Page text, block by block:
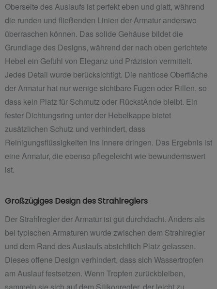
Oberseite des Auslaufs ist perfekt eben und glatt, während
die runden und fließenden Linien der Armatur anderswo
überraschen können. Das solide Gehäuse bildet die
Grundlage des Designs, während der nach oben gerichtete
Hebel ein Gefühl von Eleganz und Präzision vermittelt.
Jedes Detail wurde berücksichtigt. Die nahtlose Oberfläche
der Armatur hat nur wenige sichtbare Fugen oder Rillen, so
dass kein Platz für Schmutz oder RückstÄnde bleibt. Ein
fester Dichtungsring unter der Hebelkappe bietet
zusätzlichen Schutz und verhindert, dass
Reinigungsflüssigkeiten ins Innere dringen. Das Ergebnis ist
eine Armatur, die ebenso pflegeleicht wie bewundernswert
ist.
Großzügiges Design des Strahlreglers
Der Strahlregler der Armatur ist gut durchdacht. Anders als
bei typischen Armaturen wurde zwischen dem Strahlregler
und dem Rand des Auslaufs absichtlich Platz gelassen.
Dieses offene Design verhindert, dass sich Wassertropfen
am Auslauf festsetzen. Wenn Tropfen zurückbleiben,